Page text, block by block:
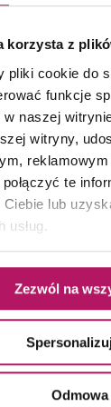
korzysta z
pliki cookie do
funkcje
w naszej
witryny,
te
lub
usług.
Zezwól na
Odmowa
S951-590
sztorcowa,
PLN
PRODUKT